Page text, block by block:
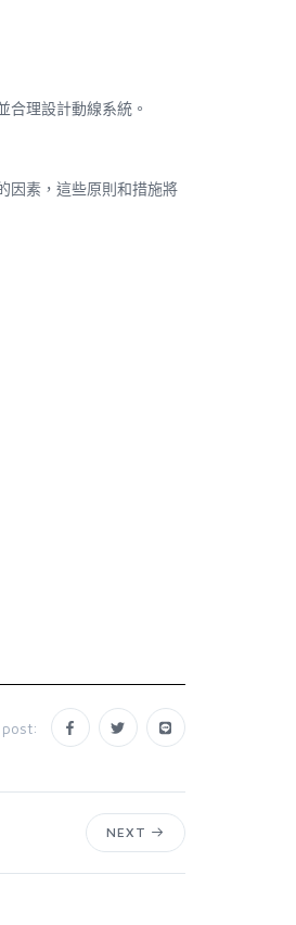
合理設計動線系統。
因素，這些原則和措施將
NEXT